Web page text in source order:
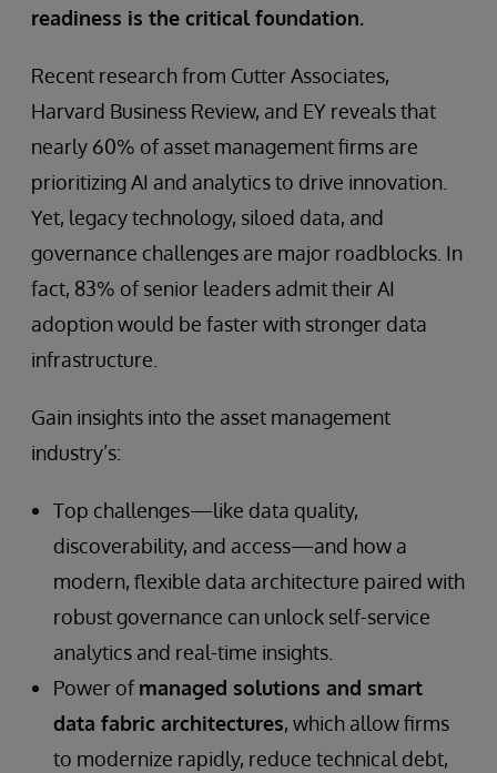
readiness is the critical foundation.
Recent research from Cutter Associates,
Harvard Business Review, and EY reveals that
nearly 60% of asset management firms are
prioritizing AI and analytics to drive innovation.
Yet, legacy technology, siloed data, and
governance challenges are major roadblocks. In
fact, 83% of senior leaders admit their AI
adoption would be faster with stronger data
infrastructure.
Gain insights into the asset management
industry’s:
Top challenges—like data quality,
discoverability, and access—and how a
modern, flexible data architecture paired with
robust governance can unlock self-service
analytics and real-time insights.
Power of managed solutions and smart
data fabric architectures, which allow firms
to modernize rapidly, reduce technical debt,